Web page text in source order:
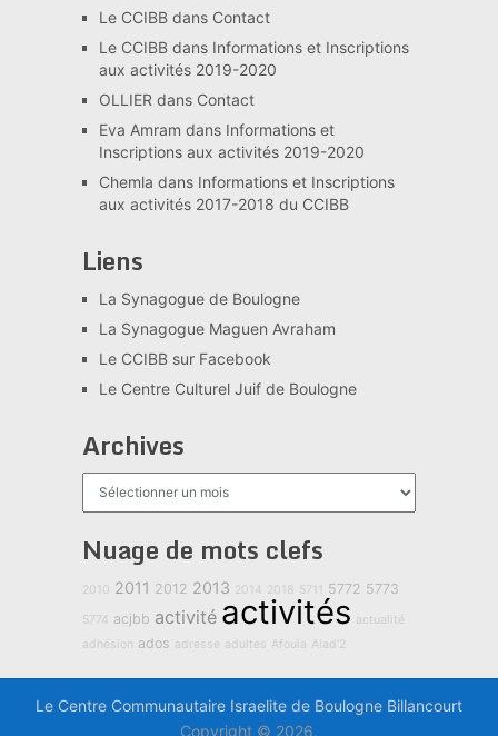
Le CCIBBdans Contact
Le CCIBBdans Informations et Inscriptions
aux activités 2019-2020
OLLIER dans Contact
Eva Amram dans Informations et
Inscriptions aux activités 2019-2020
Chemla dans Informations et Inscriptions
aux activités 2017-2018 du CCIBB
Liens
La Synagogue de Boulogne
La Synagogue Maguen Avraham
Le CCIBB sur Facebook
Le Centre Culturel Juif de Boulogne
Archives
Archives
Nuage de mots clefs
2010 2011 2012 2013 2014 2018 5711 5772 5773
5774 acjbb activité activités actualité
adhésion ados adresse adultes Afoula Alad'2
Le Centre Communautaire Israelite de Boulogne Billancourt
Copyright © 2026.